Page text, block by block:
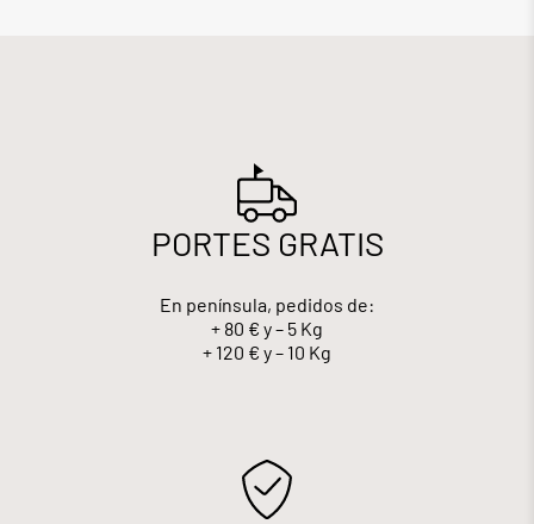
PORTES GRATIS
En península, pedidos de:
+ 80 € y – 5 Kg
+ 120 € y – 10 Kg